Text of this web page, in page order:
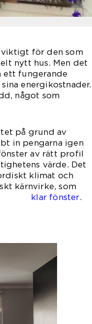
viktigt för den som
nytt hus. Men det
ett fungerande
energikostnader.
något som
på grund av
in pengarna igen
av rätt profil
värde. Det
klimat och
kärnvirke, som
klar fönster.